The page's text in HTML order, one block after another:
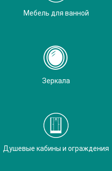
Мебель для ванной
Зеркала
Душевые кабины и ограждения